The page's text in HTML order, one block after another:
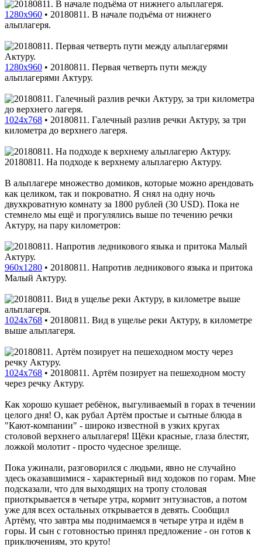
1280x960 • 20180811. В начале подъёма от нижнего
альплагеря.
1280x960 • 20180811. Первая четверть пути между
альплагерями Актуру.
1024x768 • 20180811. Галечный разлив речки Актуру, за три
километра до верхнего лагеря.
20180811. На подходе к верхнему альплагерю Актуру.
В альплагере множество домиков, которые можно арендовать
как целиком, так и покроватно. Я снял на одну ночь
двухкроватную комнату за 1800 рублей (30 USD). Пока не
стемнело мы ещё и прогулялись выше по течению речки
Актуру, на пару километров:
960x1280 • 20180811. Напротив ледникового языка и притока
Малый Актуру.
1024x768 • 20180811. Вид в ущелье реки Актуру, в километре
выше альплагеря.
1024x768 • 20180811. Артём позирует на пешеходном мосту
через речку Актуру.
Как хорошо кушает ребёнок, выгуливаемый в горах в течении
целого дня! О, как рубал Артём простые и сытные блюда в
"Кают-компании" - широко известной в узких кругах
столовой верхнего альплагеря! Щёки красные, глаза блестят,
ложкой молотит - просто чудесное зрелище.
Пока ужинали, разговорился с людьми, явно не случайно
здесь оказавшимися - характерный вид ходоков по горам. Мне
подсказали, что для выходящих на тропу столовая
приоткрывается в четыре утра, кормит энтузиастов, а потом
уже для всех остальных открывается в девять. Сообщил
Артёму, что завтра мы поднимаемся в четыре утра и идём в
горы. И сын с готовностью принял предложение - он готов к
приключениям, это круто!